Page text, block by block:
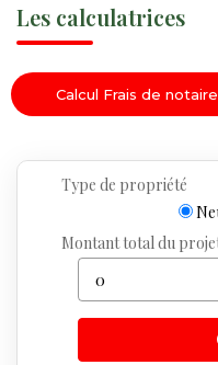
Les calculatrices
Calcul Frais de notaire